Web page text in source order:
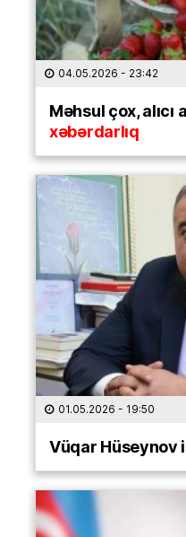
04.05.2026 - 23:42
Məhsul çox, alıcı
xəbərdarlıq
01.05.2026 - 19:50
Vüqar Hüseynov